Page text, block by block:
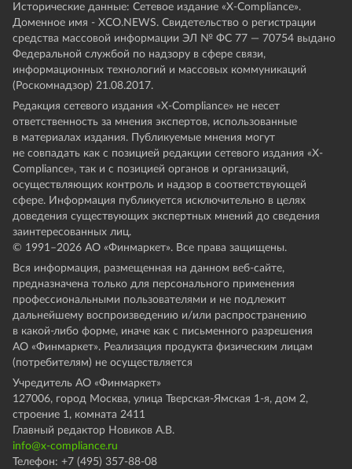
Исторические данные: Сетевое издание «Х-Compliance».
Доменное имя - XCO.NEWS. Свидетельство о регистрации
средства массовой информации ЭЛ № ФС 77 — 70754 выдано
Федеральной службой по надзору в сфере связи,
информационных технологий и массовых коммуникаций
(Роскомнадзор) 21.08.2017.
Редакция сетевого издания «X-Compliance» не несет
ответственность за мнения экспертов, использованные
в материалах издания. Публикуемые мнения могут
не совпадать как с позицией редакции сетевого издания «X-
Compliance», так и с позицией органов и организаций,
осуществляющих контроль и надзор в соответствующей
сфере. Информация публикуется исключительно в целях
доведения существующих экспертных мнений до сведения
заинтересованных лиц.
© 1991–2026 АО «Финмаркет». Все права защищены.
Вся информация, размещенная на данном веб-сайте,
предназначена только для персонального применения
профессиональными пользователями и не подлежит
дальнейшему воспроизведению и/или распространению
в какой-либо форме, иначе как с письменного разрешения
АО «Финмаркет». Реализация продукта физическим лицам
(потребителям) не осуществляется
Учредитель АО «Финмаркет»
127006, город Москва, улица Тверская-Ямская 1-я, дом 2,
строение 1, комната 2411
Главный редактор Новиков А.В.
info@x-compliance.ru
Телефон: +7 (495) 357-88-08